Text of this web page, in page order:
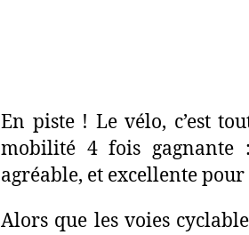
En piste ! Le vélo, c’est
mobilité 4 fois gagnante
agréable, et excellente pour
Alors que les voies